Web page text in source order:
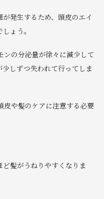
発生するため、頭皮のエイ
ょう。
ンの分泌量が徐々に減少して
しずつ失われて行ってしま
皮や髪のケアに注意する必要
髪がうねりやすくなりま